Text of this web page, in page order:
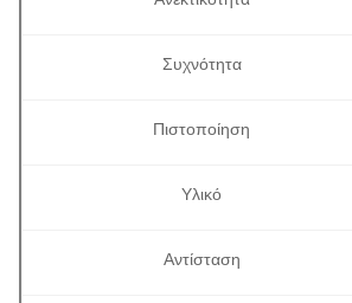
Συχνότητα
Πιστοποίηση
Υλικό
Αντίσταση